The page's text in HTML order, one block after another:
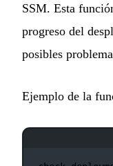
SSM. Esta
progreso del
posibles
Ejemplo de la